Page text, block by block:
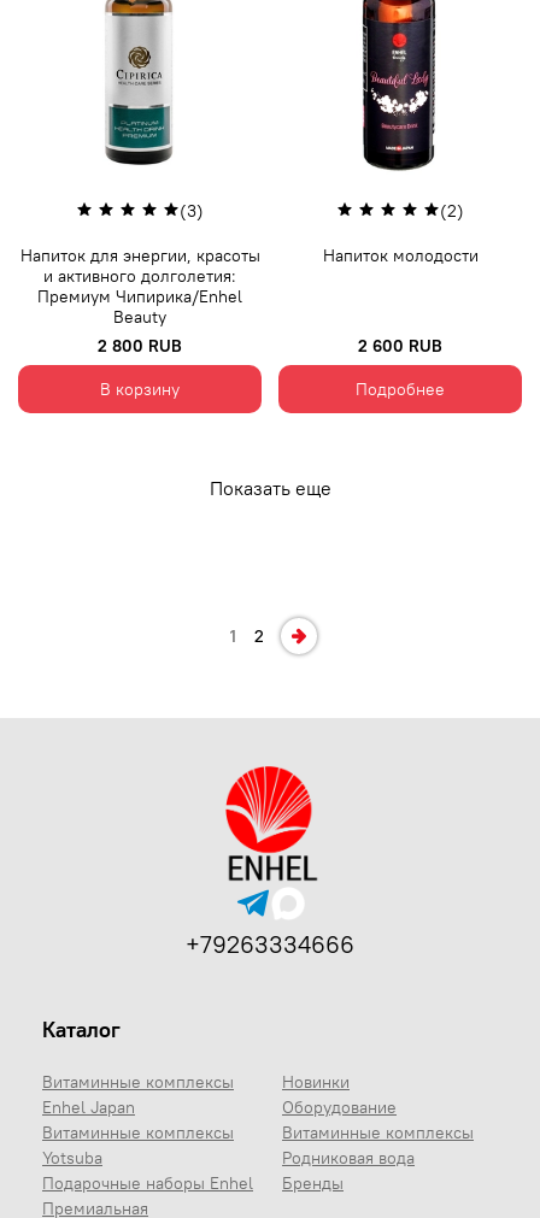
(3)
Напиток для энергии, красоты
и активного долголетия:
Премиум Чипирика/Enhel
Beauty
2 800 RUB
В корзину
(2)
Напиток молодости
2 600 RUB
Подробнее
Показать еще
1 2
Каталог
Витаминные комплексы
Enhel Japan
Витаминные комплексы
Yotsuba
Подарочные наборы Enhel
Премиальная
Новинки
Оборудование
Витаминные комплексы
Родниковая вода
Бренды
+79263334666